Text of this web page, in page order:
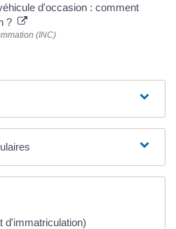
d'occasion : comment
?
(INC)
d'immatriculation)